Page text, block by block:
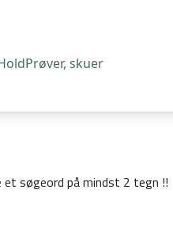
Prøver, skuer
et søgeord på mindst 2 tegn !!